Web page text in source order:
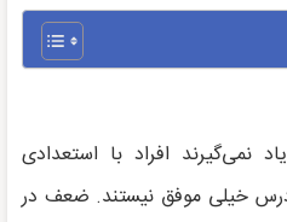
نمی‌گیرند افراد با استعدادی
درس خیلی موفق نیستند. ضعف در